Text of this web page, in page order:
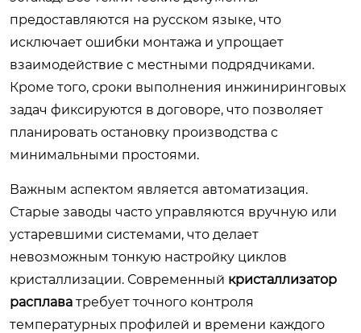
предоставляются на русском языке, что
исключает ошибки монтажа и упрощает
взаимодействие с местными подрядчиками.
Кроме того, сроки выполнения инжиниринговых
задач фиксируются в договоре, что позволяет
планировать остановку производства с
минимальными простоями.
Важным аспектом является автоматизация.
Старые заводы часто управляются вручную или
устаревшими системами, что делает
невозможным тонкую настройку циклов
кристаллизации. Современный кристаллизатор
расплава требует точного контроля
температурных профилей и времени каждого